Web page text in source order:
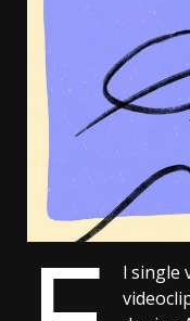
l single